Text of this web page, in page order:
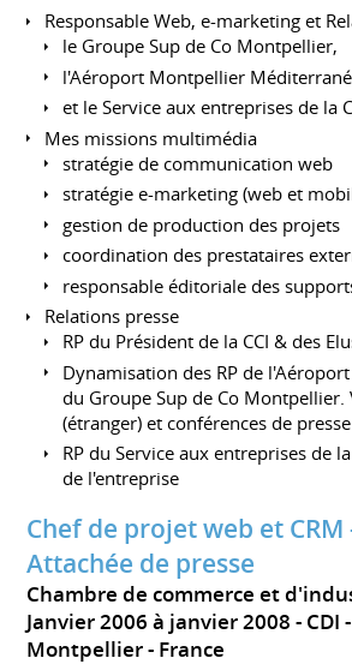
Responsable Web, e-marketing et
le Groupe Sup de Co Montpellier,
l'Aéroport Montpellier
et le Service aux entreprises de la
Mes missions multimédia
stratégie de communication web
stratégie e-marketing (web et
gestion de production des projets
coordination des prestataires
responsable éditoriale des
Relations presse
RP du Président de la CCI & des
Dynamisation des RP de
du Groupe Sup de Co Montpellier.
(étranger) et conférences de
RP du Service aux entreprises de
de l'entreprise
Chef de projet web et CRM
Attachée de presse
Chambre de commerce et
Janvier 2006 à janvier 2008 CDI
Montpellier
France